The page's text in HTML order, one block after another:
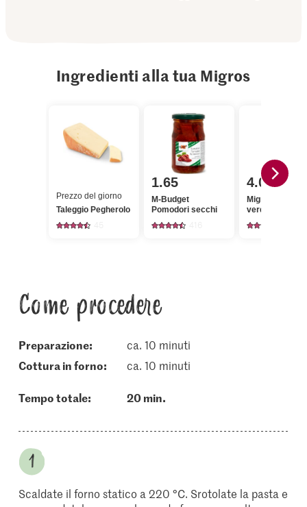
Ingredienti alla tua Migros
Prezzo del giorno
Taleggio Pegherolo
1.65
M-Budget
Pomodori secchi
4.00
Migros
verdi fini
Come procedere
Preparazione:
ca. 10 minuti
cottura in forno:
ca. 10 minuti
Tempo totale: 20 min.
Scaldate il forno statico a 220 °C. Srotolate la pasta e